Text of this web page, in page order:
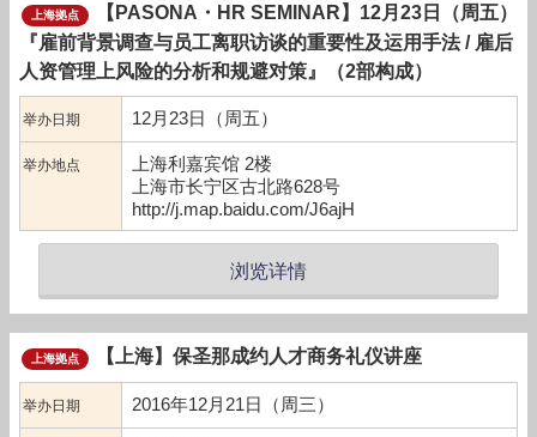
上海拠点
【PASONA・HR SEMINAR】12月23日（周五）
『雇前背景调查与员工离职访谈的重要性及运用手法 / 雇后
人资管理上风险的分析和规避对策』（2部构成）
举办日期 12月23日（周五）
举办地点
上海利嘉宾馆 2楼
上海市长宁区古北路628号
http://j.map.baidu.com/J6ajH
浏览详情
上海拠点 【上海】保圣那成约人才商务礼仪讲座
举办日期 2016年12月21日（周三）